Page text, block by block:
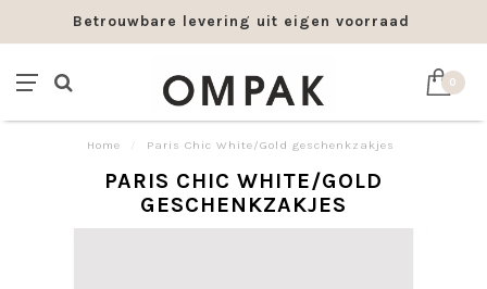
Betrouwbare levering uit eigen voorraad
0
Home Paris Chic White/Gold geschenkzakjes
PARIS CHIC WHITE/GOLD
GESCHENKZAKJES